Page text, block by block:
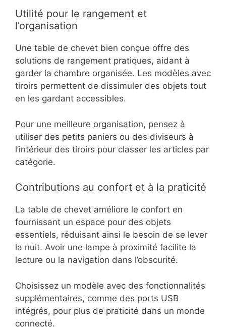
Utilité pour le rangement et
l’organisation
Une table de chevet bien conçue offre des
solutions de rangement pratiques, aidant à
garder la chambre organisée. Les modèles avec
tiroirs permettent de dissimuler des objets tout
en les gardant accessibles.
Pour une meilleure organisation, pensez à
utiliser des petits paniers ou des diviseurs à
l’intérieur des tiroirs pour classer les articles par
catégorie.
Contributions au confort et à la praticité
La table de chevet améliore le confort en
fournissant un espace pour des objets
essentiels, réduisant ainsi le besoin de se lever
la nuit. Avoir une lampe à proximité facilite la
lecture ou la navigation dans l’obscurité.
Choisissez un modèle avec des fonctionnalités
supplémentaires, comme des ports USB
intégrés, pour plus de praticité dans un monde
connecté.